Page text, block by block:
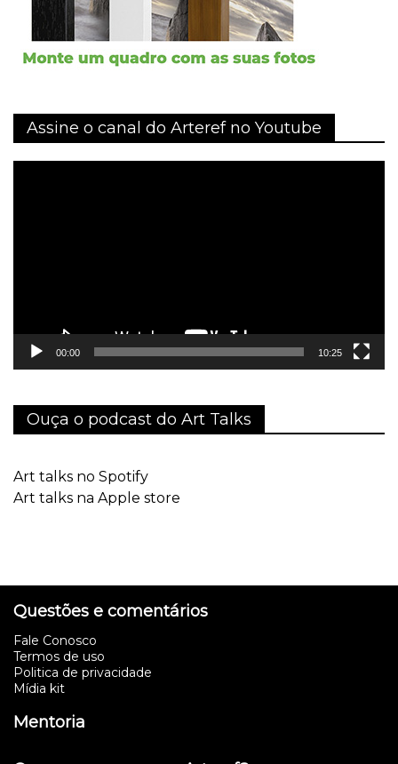
Assine o canal do Arteref no Youtube
00:00 10:25
Ouça o podcast do Art Talks
Art talks no Spotify
Art talks na Apple store
Questões e comentários
Fale Conosco
Termos de uso
Politica de privacidade
Mídia kit
Mentoria